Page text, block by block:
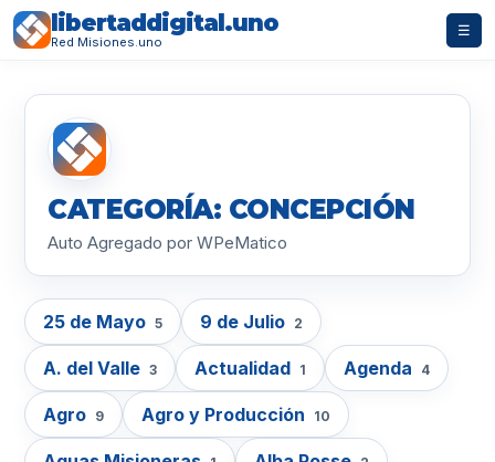
libertaddigital.uno
Red Misiones.uno
☰
CATEGORÍA: CONCEPCIÓN
Auto Agregado por WPeMatico
25 de Mayo 5 9 de Julio 2
A. del Valle 3 Actualidad 1 Agenda 4
Agro 9 Agro y Producción 10